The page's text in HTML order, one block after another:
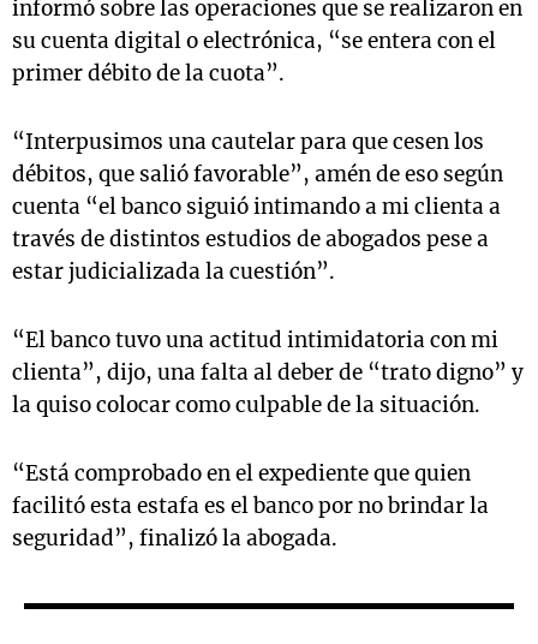
informó sobre las operaciones que se realizaron en
su cuenta digital o electrónica, “se entera con el
primer débito de la cuota”.
“Interpusimos una cautelar para que cesen los
débitos, que salió favorable”, amén de eso según
cuenta “el banco siguió intimando a mi clienta a
través de distintos estudios de abogados pese a
estar judicializada la cuestión”.
“El banco tuvo una actitud intimidatoria con mi
clienta”, dijo, una falta al deber de “trato digno” y
la quiso colocar como culpable de la situación.
“Está comprobado en el expediente que quien
facilitó esta estafa es el banco por no brindar la
seguridad”, finalizó la abogada.